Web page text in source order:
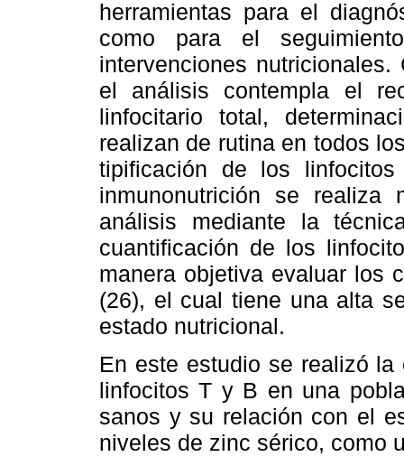
herramientas para el
como para el
intervenciones
el análisis contempla el
linfocitario total,
realizan de rutina en todos
tipificación de los
inmunonutrición se
análisis mediante la
cuantificación de los
manera objetiva evaluar los
(26), el cual tiene una alta
estado nutricional.
En este estudio se realizó
linfocitos T y B en una
sanos y su relación con el
niveles de zinc sérico, como